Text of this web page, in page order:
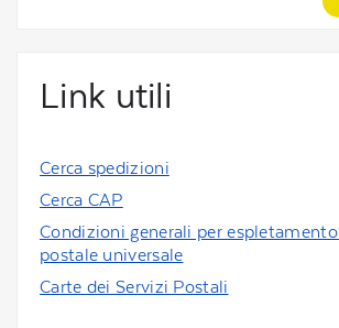
Link utili
Cerca spedizioni
Cerca CAP
Condizioni generali per
postale universale
Carte dei Servizi Postali